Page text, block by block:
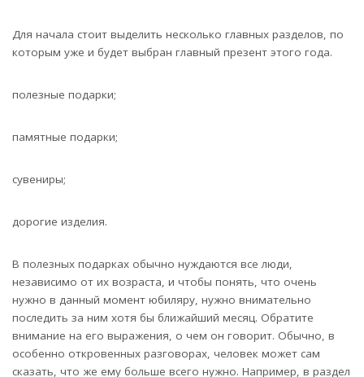
Для начала стоит выделить несколько главных разделов, по
которым уже и будет выбран главный презент этого года.
полезные подарки;
памятные подарки;
сувениры;
дорогие изделия.
В полезных подарках обычно нуждаются все люди,
независимо от их возраста, и чтобы понять, что очень
нужно в данный момент юбиляру, нужно внимательно
последить за ним хотя бы ближайший месяц. Обратите
внимание на его выражения, о чем он говорит. Обычно, в
особенно откровенных разговорах, человек может сам
сказать, что же ему больше всего нужно. Например, в раздел